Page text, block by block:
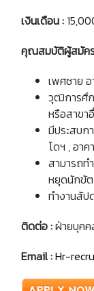
เงินเดือน:
คุณสมบัติผู้สมัค
เพศชาย อ
วุฒิการศึก
หรือสาขา
มีประสบก
โดฯ , อา
สามารถท
หยุดนักขั
ทำงานสัป
ติดต่อ:ฝ่ายบุค
Email:Hr-